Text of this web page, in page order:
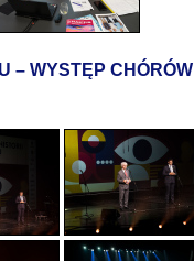
– WYSTĘP CHÓRÓW